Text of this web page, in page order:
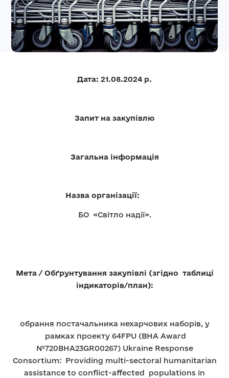
Дата: 21.08.2024 р.
Запит на закупівлю
Загальна інформація
Назва організації:
БО «Світло надії».
Мета / Обґрунтування закупівлі (згідно таблиці
індикаторів/план):
обрання постачальника нехарчових наборів, у
рамках проекту 64FPU (BHA Award
№720BHA23GR00267) Ukraine Response
Consortium: Providing multi-sectoral humanitarian
assistance to conflict-affected populations in